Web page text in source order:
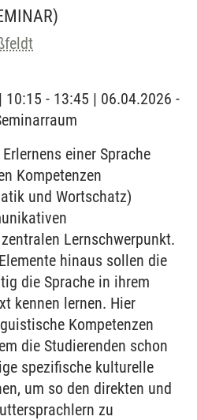
- 13:45 | 06.04.2026 -
einer Sprache
Kompetenzen
und Wortschatz)
Lernschwerpunkt.
hinaus sollen die
die Sprache in ihrem
kennen lernen. Hier
Kompetenzen
die Studierenden schon
spezifische kulturelle
um so den direkten und
zu